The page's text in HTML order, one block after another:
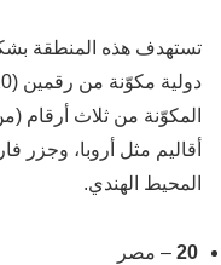
تستهدف هذه المنطقة
أقاليم مثل أروبا، وجزر
المحيط الهندي.
20 – مصر